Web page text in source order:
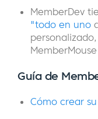
desde
empresas
potentes sitios
son expertos
los miembros a
datos
MemberDev
"todo en uno
Guía de
Cómo crear